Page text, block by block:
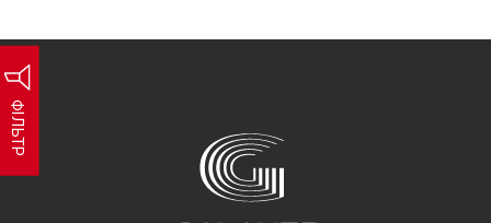
ФІЛЬТР